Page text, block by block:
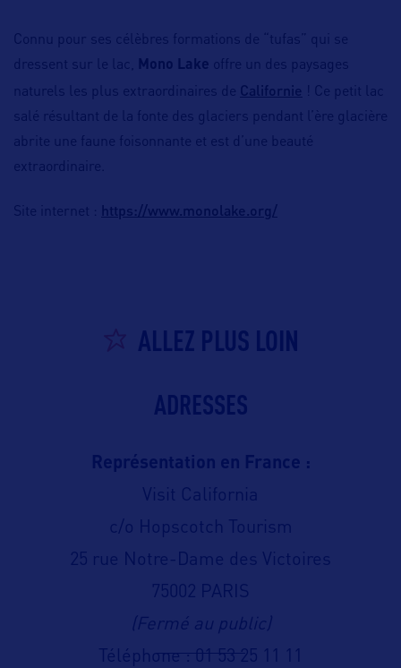
Connu pour ses célèbres formations de “tufas” qui se
dressent sur le lac,
Mono Lake offre un des paysages
naturels les plus extraordinaires de Californie
! Ce petit lac
salé résultant de la fonte des glaciers pendant l’ère glacière
abrite une faune foisonnante et est d’une beauté
extraordinaire.
Site internet : https://www.monolake.org/
ALLEZ PLUS LOIN
ADRESSES
Représentation en France :
Visit California
c/o Hopscotch Tourism
25 rue Notre-Dame des Victoires
75002 PARIS
(Fermé au public)
Téléphone : 01 53 25 11 11